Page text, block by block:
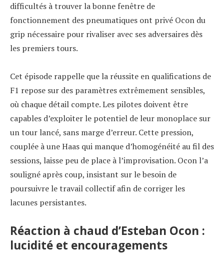
difficultés à trouver la bonne fenêtre de
fonctionnement des pneumatiques ont privé Ocon du
grip nécessaire pour rivaliser avec ses adversaires dès
les premiers tours.
Cet épisode rappelle que la réussite en qualifications de
F1 repose sur des paramètres extrêmement sensibles,
où chaque détail compte. Les pilotes doivent être
capables d’exploiter le potentiel de leur monoplace sur
un tour lancé, sans marge d’erreur. Cette pression,
couplée à une Haas qui manque d’homogénéité au fil des
sessions, laisse peu de place à l’improvisation. Ocon l’a
souligné après coup, insistant sur le besoin de
poursuivre le travail collectif afin de corriger les
lacunes persistantes.
Réaction à chaud d’Esteban Ocon :
lucidité et encouragements